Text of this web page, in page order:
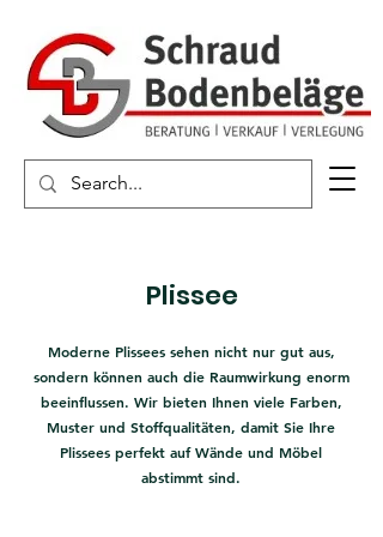
Plissee
Moderne Plissees sehen nicht nur gut aus,
sondern können auch die Raumwirkung enorm
beeinflussen. Wir bieten Ihnen viele Farben,
Muster und Stoffqualitäten, damit Sie Ihre
Plissees perfekt auf Wände und Möbel
abstimmt sind.